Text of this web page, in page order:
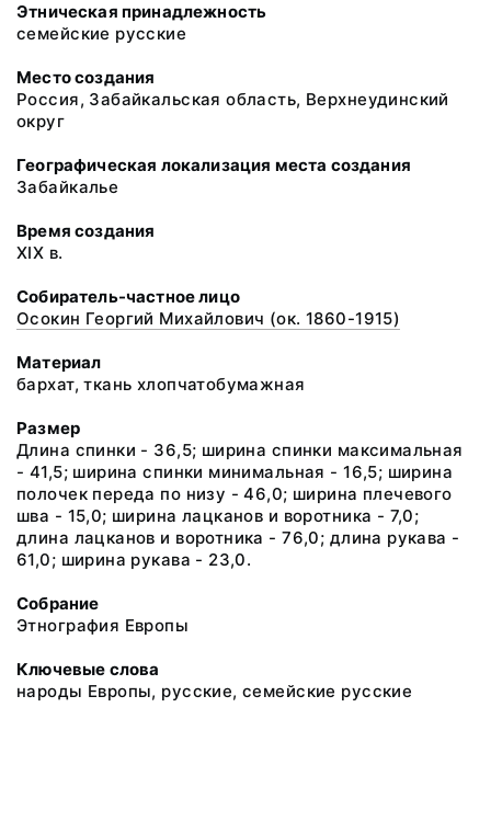
Этническая принадлежность
семейские русские
Место создания
Россия, Забайкальская область, Верхнеудинский
округ
Географическая локализация места создания
Забайкалье
Время создания
XIX в.
Собиратель-частное лицо
Осокин Георгий Михайлович (ок. 1860-1915)
Материал
бархат, ткань хлопчатобумажная
Размер
Длина спинки - 36,5; ширина спинки максимальная
- 41,5; ширина спинки минимальная - 16,5; ширина
полочек переда по низу - 46,0; ширина плечевого
шва - 15,0; ширина лацканов и воротника - 7,0;
длина лацканов и воротника - 76,0; длина рукава -
61,0; ширина рукава - 23,0.
Собрание
Этнография Европы
Ключевые слова
народы Европы, русские, семейские русские